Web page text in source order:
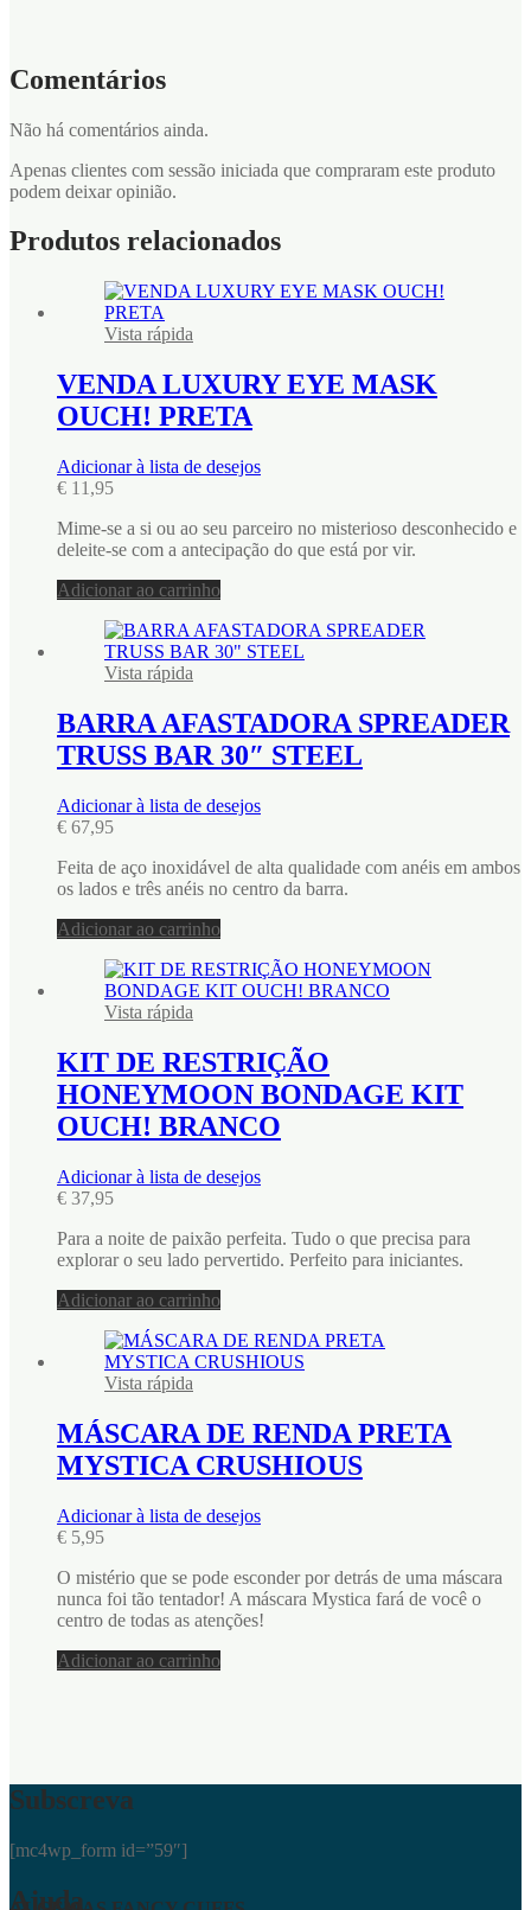
Comentários
Não há comentários ainda.
Apenas clientes com sessão iniciada que compraram este produto
podem deixar opinião.
Produtos relacionados
Vista rápida
VENDA LUXURY EYE MASK
OUCH! PRETA
Adicionar à lista de desejos
€ 11,95
Mime-se a si ou ao seu parceiro no misterioso desconhecido e
deleite-se com a antecipação do que está por vir.
Adicionar ao carrinho
Vista rápida
BARRA AFASTADORA SPREADER
TRUSS BAR 30″ STEEL
Adicionar à lista de desejos
€ 67,95
Feita de aço inoxidável de alta qualidade com anéis em ambos
os lados e três anéis no centro da barra.
Adicionar ao carrinho
Vista rápida
KIT DE RESTRIÇÃO
HONEYMOON BONDAGE KIT
OUCH! BRANCO
Adicionar à lista de desejos
€ 37,95
Para a noite de paixão perfeita. Tudo o que precisa para
explorar o seu lado pervertido. Perfeito para iniciantes.
Adicionar ao carrinho
Vista rápida
MÁSCARA DE RENDA PRETA
MYSTICA CRUSHIOUS
Adicionar à lista de desejos
€ 5,95
O mistério que se pode esconder por detrás de uma máscara
nunca foi tão tentador! A máscara Mystica fará de você o
centro de todas as atenções!
Adicionar ao carrinho
Subscreva
[mc4wp_form id=”59″]
Ajuda